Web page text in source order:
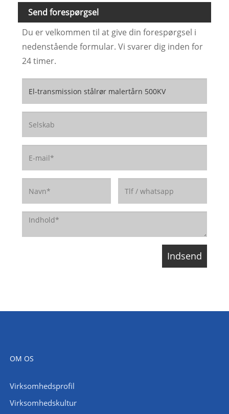
Send forespørgsel
Du er velkommen til at give din forespørgsel i
nedenstående formular. Vi svarer dig inden for
24 timer.
OM OS
Virksomhedsprofil
Virksomhedskultur